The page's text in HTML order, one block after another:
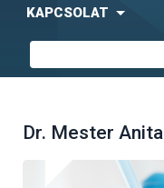
KAPCSOLAT
Dr. Mester Anita